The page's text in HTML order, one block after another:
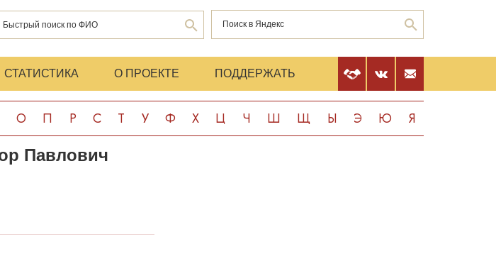
СТАТИСТИКА О ПРОЕКТЕ ПОДДЕРЖАТЬ
О П Р С Т У Ф Х Ц Ч Ш Щ Ы Э Ю Я
Павлович